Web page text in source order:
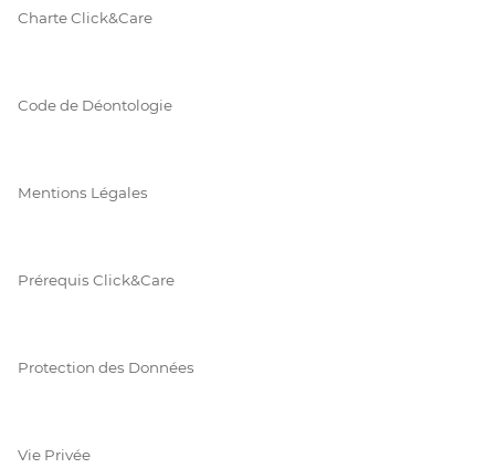
Charte Click&Care
Code de Déontologie
Mentions Légales
Prérequis Click&Care
Protection des Données
Vie Privée